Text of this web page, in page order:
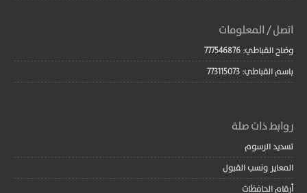
اتصل / المعلومات
وضاح القباطي: 777546876
باسم القباطي: 773115073
روابط ذات صلة
تسديد الرسوم
المعاير ونسب القبول
أرقام الحافظات